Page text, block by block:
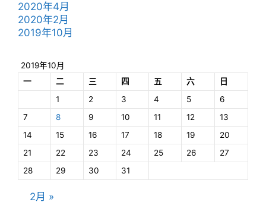
2020年4月
2020年2月
2019年10月
2019年10月
一
二 三 四 五 六
日
1
2 3 4 5
6
7
8 9 10 11 12
13
14
15 16 17 18 19
20
21
22 23 24 25 26
27
28
29 30 31
2月 »